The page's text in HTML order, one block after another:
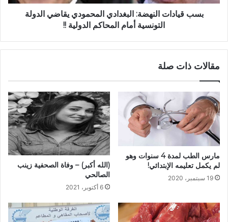
بسب قيادات النهضة: البغدادي المحمودي يقاضي الدولة
التونسية أمام المحاكم الدولية !!
مقالات ذات صلة
مارس الطب لمدة 4 سنوات وهو
لم يكمل تعليمه الإبتدائي!
19 سبتمبر، 2020
(الله أكبر) – وفاة الصحفية زينب
الصالحي
6 أكتوبر، 2021